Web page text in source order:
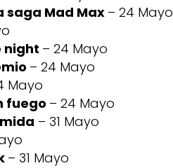
saga Mad Max – 24 Mayo
night – 24 Mayo
– 24 Mayo
Mayo
fuego – 24 Mayo
– 31 Mayo
– 31 Mayo